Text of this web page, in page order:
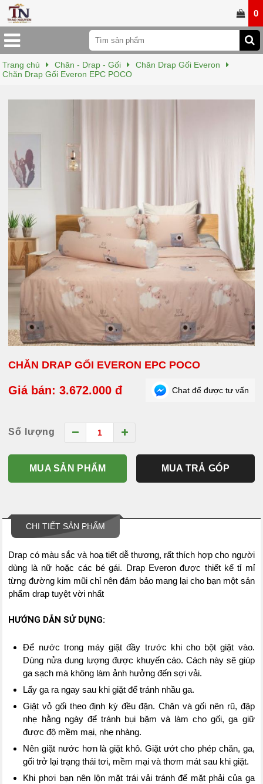
0
Trang chủ Chăn - Drap - Gối
Chăn Drap Gối Everon
Chăn Drap Gối Everon EPC POCO
CHĂN DRAP GỐI EVERON EPC POCO
Giá bán: 3.672.000 đ Chat để được tư vấn
Số lượng
MUA SẢN PHẨM MUA TRẢ GÓP
CHI TIẾT SẢN PHẨM
Drap có màu sắc và hoạ tiết dễ thương, rất thích hợp cho người
dùng là nữ hoặc các bé gái. Drap Everon được thiết kế tỉ mỉ
từng đường kim mũi chỉ nên đảm bảo mang lại cho bạn một sản
phẩm drap tuyệt vời nhất
HƯỚNG DẪN SỬ DỤNG:
Để nước trong máy giặt đầy trước khi cho bột giặt vào.
Dùng nửa dung lượng được khuyến cáo. Cách này sẽ giúp
ga sạch mà không làm ảnh hưởng đến sợi vải.
Lấy ga ra ngay sau khi giặt để tránh nhầu ga.
Giặt vỏ gối theo định kỳ đều đặn. Chăn và gối nên rũ, đập
nhẹ hằng ngày để tránh bụi bặm và làm cho gối, ga giữ
được độ mềm mại, nhẹ nhàng.
Nên giặt nước hơn là giặt khô. Giặt ướt cho phép chăn, ga,
gối trở lại trạng thái tơi, mềm mại và thơm mát sau khi giặt.
Khi phơi bạn nên lộn mặt trái vải tránh để mặt phải của ga